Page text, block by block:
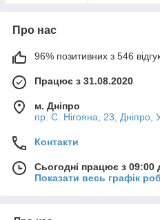
Про нас
96% позитивних з 546
Працює з 31.08.2020
м. Дніпро
пр. С. Нігояна, 23, Дніпро,
Контакти
Сьогодні працює з 09:00
Показати весь графік